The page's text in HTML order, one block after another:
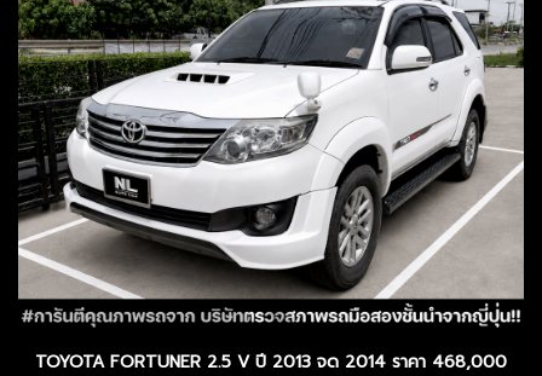
TOYOTA FORTUNER 2.5 V ปี 2013 จด 2014 ราคา 468,000